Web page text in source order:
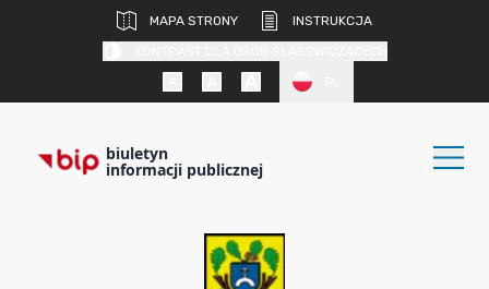
MAPA STRONY
INSTRUKCJA
biuletyn
informacji publicznej